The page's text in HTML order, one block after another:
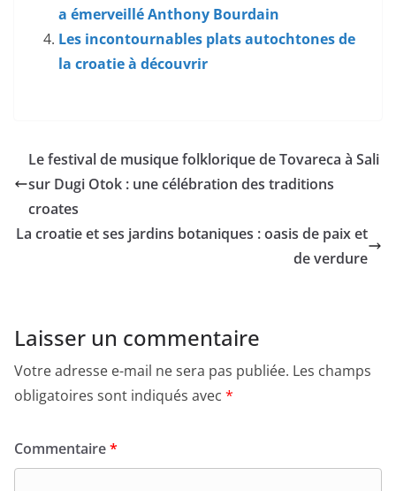
a émerveillé Anthony Bourdain
Les incontournables plats autochtones de
la croatie à découvrir
Le festival de musique folklorique de Tovareca à Sali
sur Dugi Otok : une célébration des traditions
croates
La croatie et ses jardins botaniques : oasis de paix et
de verdure
Laisser un commentaire
Votre adresse e-mail ne sera pas publiée. Les champs
obligatoires sont indiqués avec *
Commentaire*